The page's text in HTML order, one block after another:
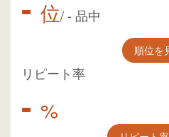
位/- 品中
順位を
リピート率
- %